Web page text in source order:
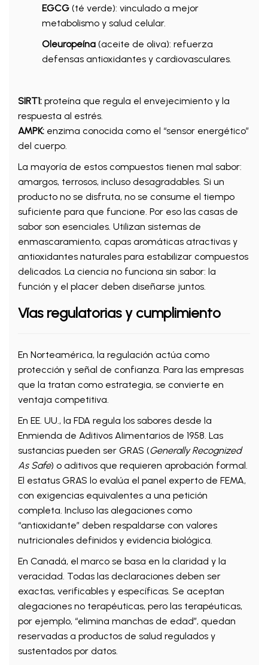
EGCG (té verde): vinculado a mejor
metabolismo y salud celular.
Oleuropeína (aceite de oliva): refuerza
defensas antioxidantes y cardiovasculares.
SIRT1: proteína que regula el envejecimiento y la
respuesta al estrés.
AMPK: enzima conocida como el “sensor energético”
del cuerpo.
La mayoría de estos compuestos tienen mal sabor:
amargos, terrosos, incluso desagradables. Si un
producto no se disfruta, no se consume el tiempo
suficiente para que funcione. Por eso las casas de
sabor son esenciales. Utilizan sistemas de
enmascaramiento, capas aromáticas atractivas y
antioxidantes naturales para estabilizar compuestos
delicados. La ciencia no funciona sin sabor: la
función y el placer deben diseñarse juntos.
Vías regulatorias y cumplimiento
En Norteamérica, la regulación actúa como
protección y señal de confianza. Para las empresas
que la tratan como estrategia, se convierte en
ventaja competitiva.
En EE. UU., la FDA regula los sabores desde la
Enmienda de Aditivos Alimentarios de 1958. Las
sustancias pueden ser GRAS (Generally Recognized
As Safe) o aditivos que requieren aprobación formal.
El estatus GRAS lo evalúa el panel experto de FEMA,
con exigencias equivalentes a una petición
completa. Incluso las alegaciones como
“antioxidante” deben respaldarse con valores
nutricionales definidos y evidencia biológica.
En Canadá, el marco se basa en la claridad y la
veracidad. Todas las declaraciones deben ser
exactas, verificables y específicas. Se aceptan
alegaciones no terapéuticas, pero las terapéuticas,
por ejemplo, “elimina manchas de edad”, quedan
reservadas a productos de salud regulados y
sustentados por datos.